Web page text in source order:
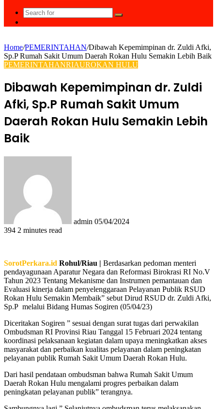
Search
for
Home/PEMERINTAHAN/Dibawah Kepemimpinan dr. Zuldi Afki,
Sp.P Rumah Sakit Umum Daerah Rokan Hulu Semakin Lebih Baik
PEMERINTAHANRIAUROKAN HULU
Dibawah Kepemimpinan dr. Zuldi
Afki, Sp.P Rumah Sakit Umum
Daerah Rokan Hulu Semakin Lebih
Baik
admin 05/04/2024
394 2 minutes read
SorotPerkara.id Rohul/Riau | Berdasarkan pedoman menteri
pendayagunaan Aparatur Negara dan Reformasi Birokrasi RI No.V
Tahun 2023 Tentang Mekanisme dan Instrumen pemantauan dan
Evaluasi kinerja dalam penyelenggaraan Pelayanan Publik RSUD
Rokan Hulu Semakin Membaik” sebut Dirud RSUD dr. Zuldi Afki,
Sp.P melalui Bidang Humas Sogiren (05/04/23)
Diceritakan Sogiren ” sesuai dengan surat tugas dari perwakilan
Ombudsman RI Provinsi Riau Tanggal 15 Februari 2024 tentang
koordinasi pelaksanaan kegiatan dalam upaya meningkatkan akses
masyarakat dan perbaikan kualitas pelayanan dalam peningkatan
pelayanan publik Rumah Sakit Umum Daerah Rokan Hulu.
Dari hasil pendataan ombudsman bahwa Rumah Sakit Umum
Daerah Rokan Hulu mengalami progres perbaikan dalam
peningkatan pelayanan publik” terangnya.